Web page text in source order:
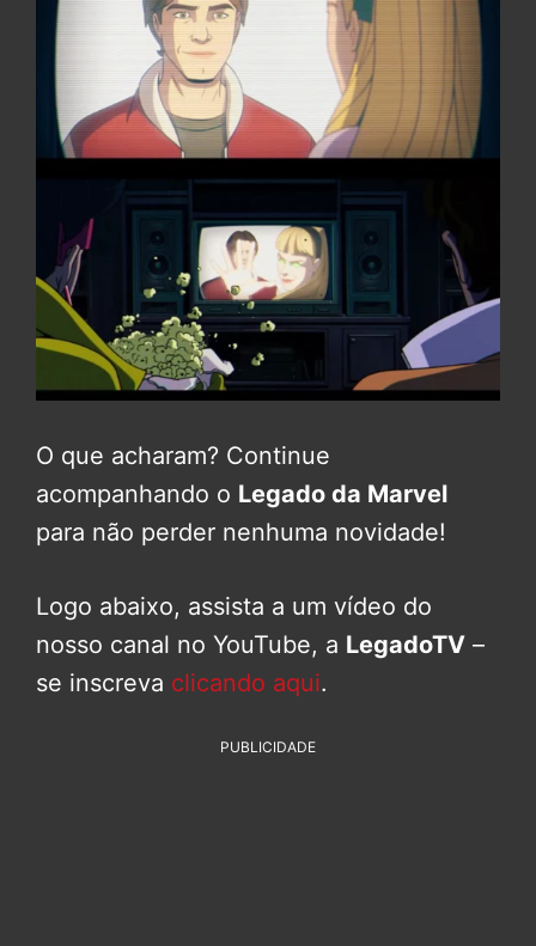
O que acharam? Continue
acompanhando o Legado da Marvel
para não perder nenhuma novidade!
Logo abaixo, assista a um vídeo do
nosso canal no YouTube, a LegadoTV –
se inscreva clicando aqui.
PUBLICIDADE